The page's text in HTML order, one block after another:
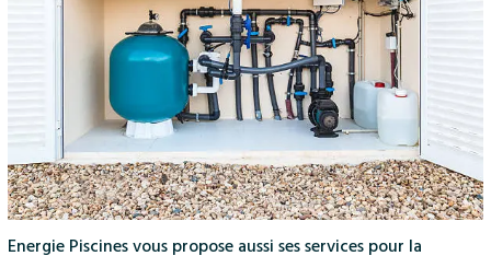
Energie Piscines vous propose aussi ses services pour la